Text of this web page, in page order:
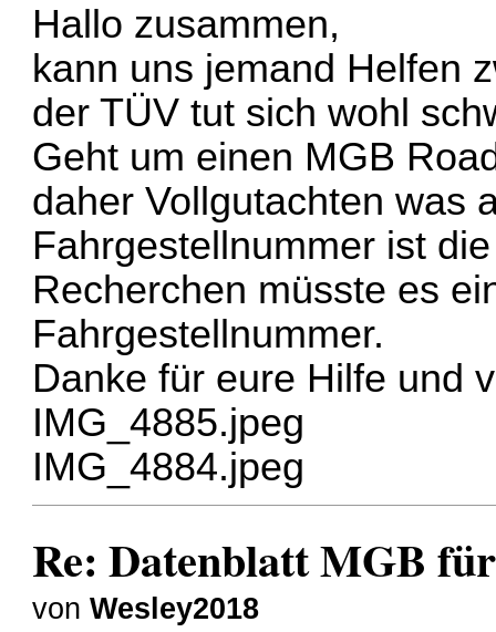
Hallo zusammen,
kann uns jemand Helfen
der TÜV tut sich wohl
Geht um einen MGB
daher Vollgutachten was
Fahrgestellnummer ist
Recherchen müsste es
Fahrgestellnummer.
Danke für eure Hilfe und
IMG_4885.jpeg
IMG_4884.jpeg
Re: Datenblatt MGB
vonWesley2018